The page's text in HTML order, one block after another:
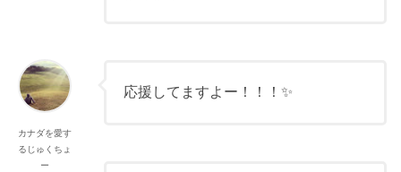
カナダを愛す
るじゅくちょ
ー
応援してますよー！！！✨